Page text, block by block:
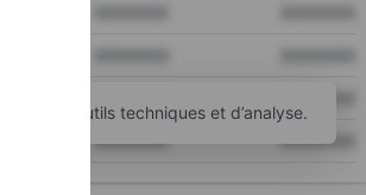
XXXXXXX XXXXXXX
d’autres outils techniques et d’analyse.